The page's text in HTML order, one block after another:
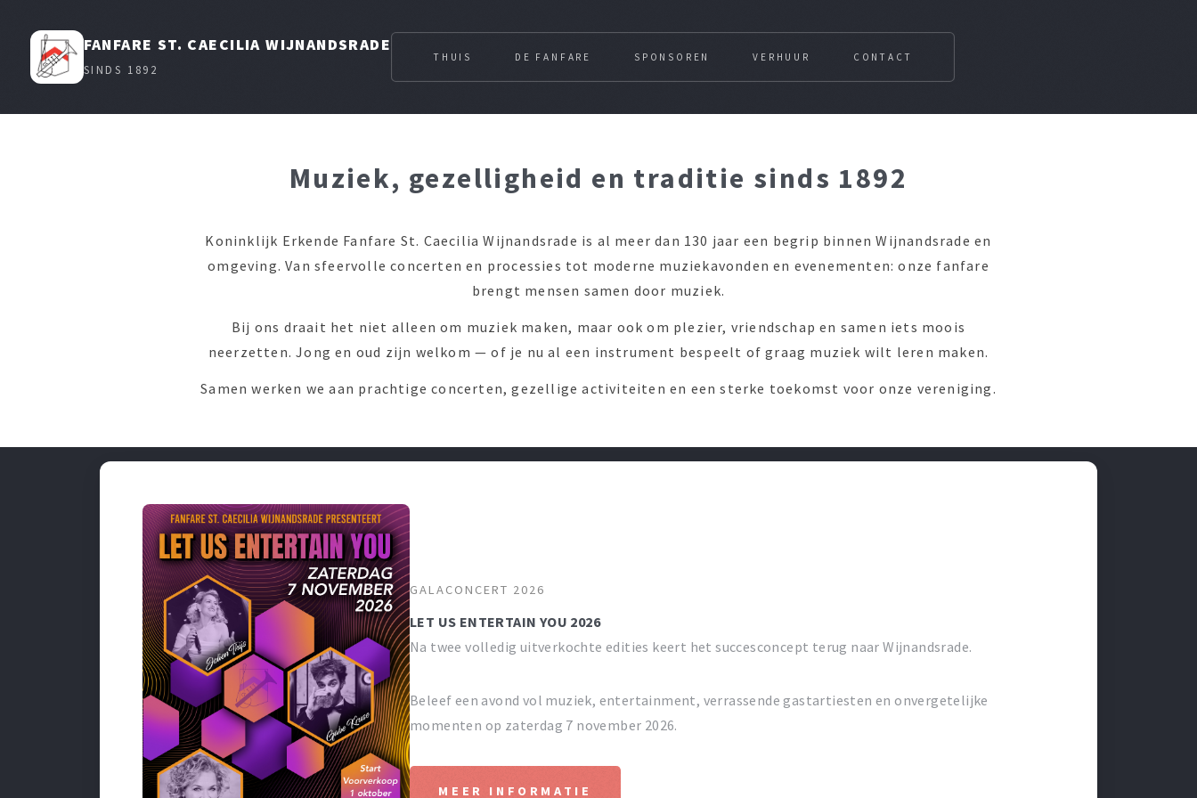
FANFARE ST. CAECILIA WIJNANDSRADE
SINDS 1892
THUIS DE FANFARE SPONSOREN VERHUUR CONTACT
Muziek, gezelligheid en traditie sinds 1892
Koninklijk Erkende Fanfare St. Caecilia Wijnandsrade is al meer dan 130 jaar een begrip binnen Wijnandsrade en
omgeving. Van sfeervolle concerten en processies tot moderne muziekavonden en evenementen: onze fanfare
brengt mensen samen door muziek.
Bij ons draait het niet alleen om muziek maken, maar ook om plezier, vriendschap en samen iets moois
neerzetten. Jong en oud zijn welkom — of je nu al een instrument bespeelt of graag muziek wilt leren maken.
Samen werken we aan prachtige concerten, gezellige activiteiten en een sterke toekomst voor onze vereniging.
GALACONCERT 2026
LET US ENTERTAIN YOU 2026
Na twee volledig uitverkochte edities keert het succesconcept terug naar Wijnandsrade.
Beleef een avond vol muziek, entertainment, verrassende gastartiesten en onvergetelijke
momenten op zaterdag 7 november 2026.
MEER INFORMATIE